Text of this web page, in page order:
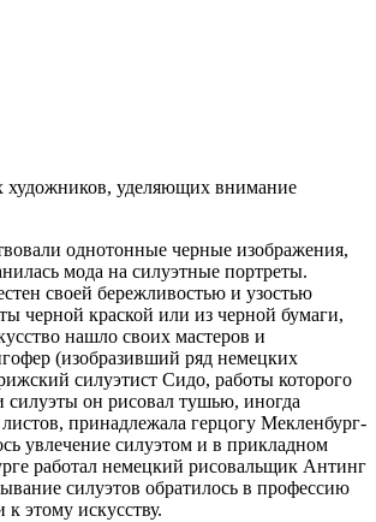
художников, уделяющих внимание
однотонные черные изображения,
мода на силуэтные портреты.
своей бережливостью и узостью
черной краской или из черной бумаги,
нашло своих мастеров и
(изобразивший ряд немецких
силуэтист Сидо, работы которого
силуэты он рисовал тушью, иногда
принадлежала герцогу Мекленбург-
увлечение силуэтом и в прикладном
работал немецкий рисовальщик Антинг
силуэтов обратилось в профессию
этому искусству.